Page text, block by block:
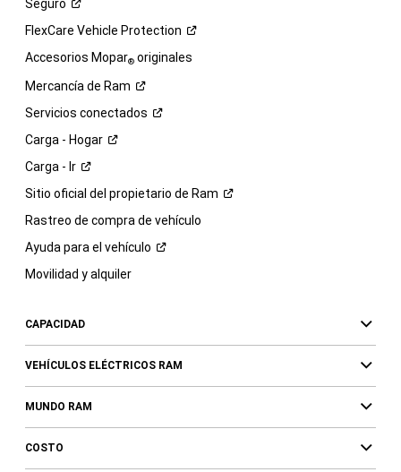
Seguro
FlexCare Vehicle Protection
Accesorios Mopar®originales
Mercancía de Ram
Servicios conectados
Carga - Hogar
Carga - Ir
Sitio oficial del propietario de Ram
Rastreo de compra de vehículo
Ayuda para el vehículo
Movilidad y alquiler
CAPACIDAD
VEHÍCULOS ELÉCTRICOS RAM
MUNDO RAM
COSTO